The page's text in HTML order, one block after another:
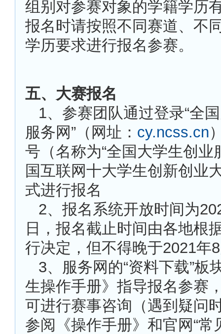
组别对参赛对象的学籍学历
报名时请按照不同赛道、不
学历要求进行报名参赛。
五、大赛报名
1、参赛团队通过登录“全
服务网”（网址： cy.ncss.cn
号（名称为“全国大学生创业
国互联网十大学生创新创业
式进行报名
2、报名系统开放时间为
日，报名截止时间由各地根
行决定，但不得晚于2021年
3、服务网的“资料下载”板
生操作手册》指导报名参赛
可进行赛事咨询（遇到疑问
参阅《操作手册》和官网“常